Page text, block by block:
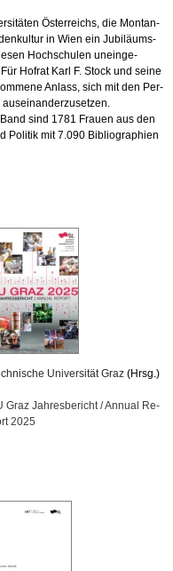
Ös­ter­reichs, die Mon­tan­
in Wien ein Ju­bi­lä­ums­
Hoch­schu­len un­ein­ge­
Hof­rat Karl F. Stock und seine
An­lass, sich mit den Per­
sind 1781 Frau­en aus den
Po­li­tik mit 7.090 Bi­blio­gra­phi­en
Uni­ver­si­tät Graz (Hrsg.)
Graz Jah­res­be­richt / An­nu­al Re­
2025